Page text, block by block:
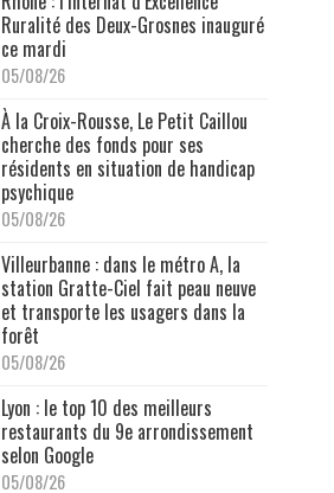
Ruralité des Deux-Grosnes inauguré
ce mardi
05/08/26
À la Croix-Rousse, Le Petit Caillou
cherche des fonds pour ses
résidents en situation de handicap
psychique
05/08/26
Villeurbanne : dans le métro A, la
station Gratte-Ciel fait peau neuve
et transporte les usagers dans la
forêt
05/08/26
Lyon : le top 10 des meilleurs
restaurants du 9e arrondissement
selon Google
05/08/26